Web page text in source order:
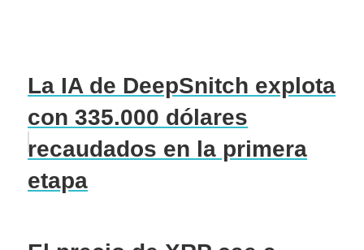
La IA de DeepSnitch explota
con 335.000 dólares
recaudados en la primera
etapa